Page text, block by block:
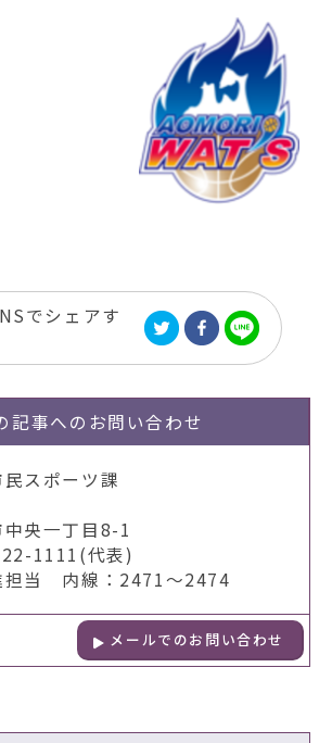
でシェアす
記事への お問い合わせ
スポーツ課
央一丁目8-1
1111(代表)
担当 内線：2471～2474
メールでのお問い合わせ